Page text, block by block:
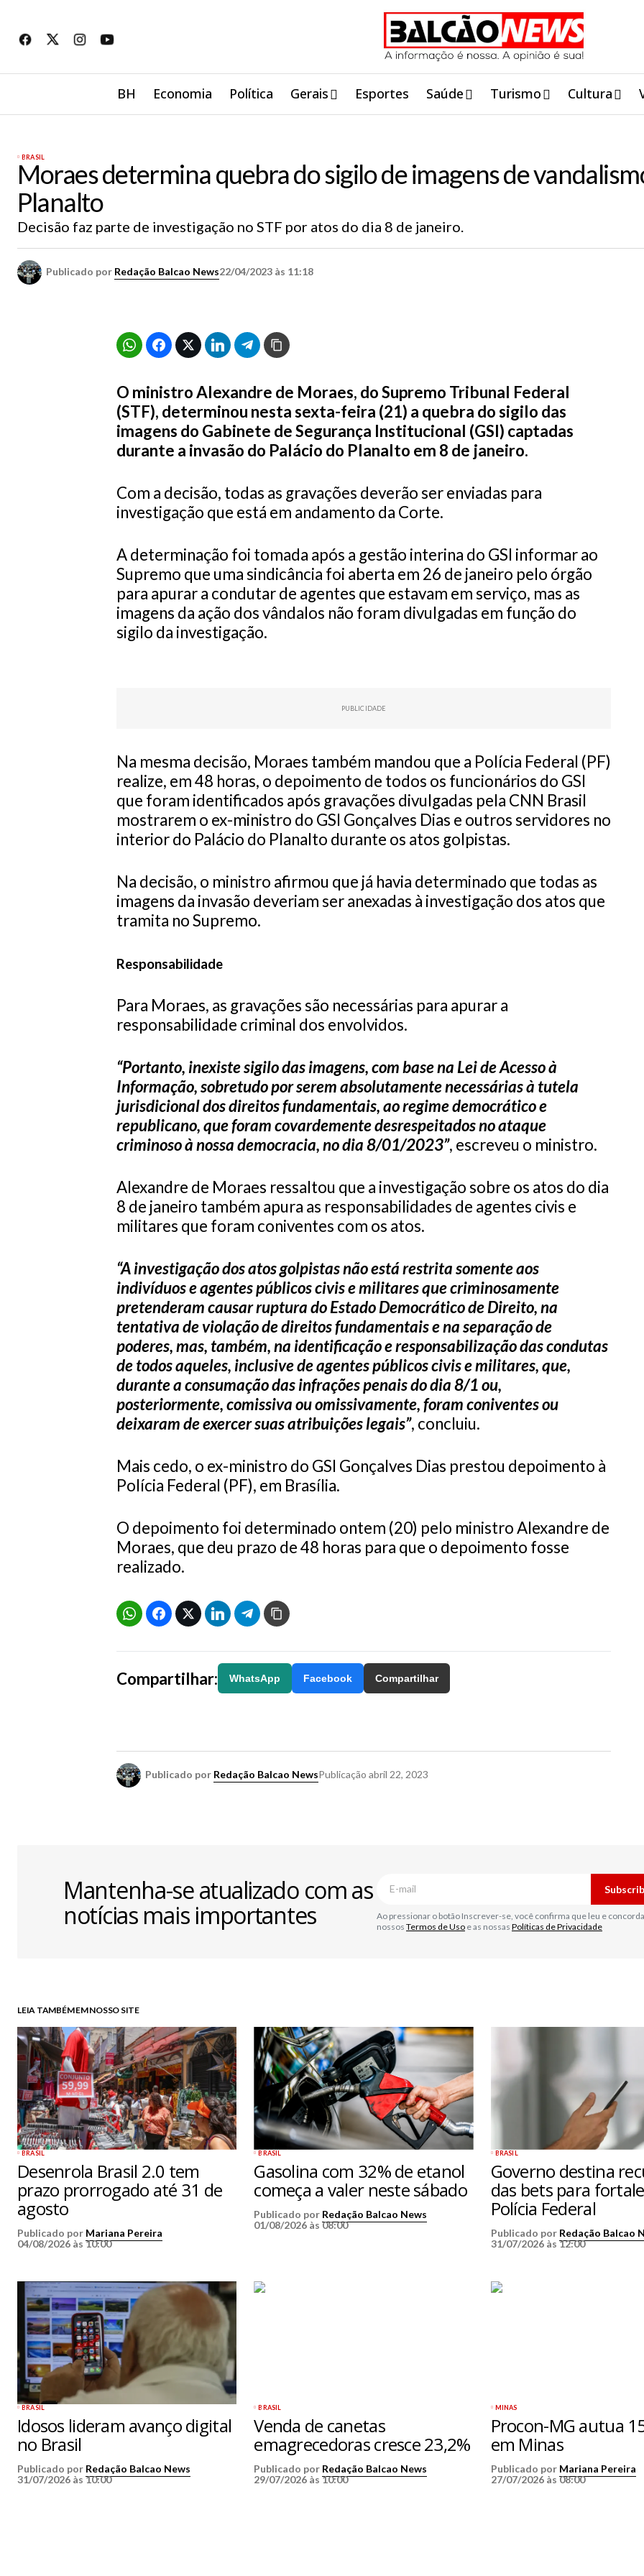
BH Economia Política Gerais Esportes Saúde Turismo Cultura
BRASIL
Moraes determina quebra do sigilo de imagens de
Planalto
Decisão faz parte de investigação no STF por atos do dia 8 de janeiro.
Publicado por Redação Balcao News22/04/2023 às 11:18
O ministro Alexandre de Moraes, do Supremo Tribunal Federal
(STF), determinou nesta sexta-feira (21) a quebra do sigilo das
imagens do Gabinete de Segurança Institucional (GSI) captadas
durante a invasão do Palácio do Planalto em 8 de janeiro.
Com a decisão, todas as gravações deverão ser enviadas para
investigação que está em andamento da Corte.
A determinação foi tomada após a gestão interina do GSI informar ao
Supremo que uma sindicância foi aberta em 26 de janeiro pelo órgão
para apurar a condutar de agentes que estavam em serviço, mas as
imagens da ação dos vândalos não foram divulgadas em função do
sigilo da investigação.
PUBLICIDADE
Na mesma decisão, Moraes também mandou que a Polícia Federal (PF)
realize, em 48 horas, o depoimento de todos os funcionários do GSI
que foram identificados após gravações divulgadas pela CNN Brasil
mostrarem o ex-ministro do GSI Gonçalves Dias e outros servidores no
interior do Palácio do Planalto durante os atos golpistas.
Na decisão, o ministro afirmou que já havia determinado que todas as
imagens da invasão deveriam ser anexadas à investigação dos atos que
tramita no Supremo.
Responsabilidade
Para Moraes, as gravações são necessárias para apurar a
responsabilidade criminal dos envolvidos.
“Portanto, inexiste sigilo das imagens, com base na Lei de Acesso à
Informação, sobretudo por serem absolutamente necessárias à tutela
jurisdicional dos direitos fundamentais, ao regime democrático e
republicano, que foram covardemente desrespeitados no ataque
criminoso à nossa democracia, no dia 8/01/2023”, escreveu o ministro.
Alexandre de Moraes ressaltou que a investigação sobre os atos do dia
8 de janeiro também apura as responsabilidades de agentes civis e
militares que foram coniventes com os atos.
“A investigação dos atos golpistas não está restrita somente aos
indivíduos e agentes públicos civis e militares que criminosamente
pretenderam causar ruptura do Estado Democrático de Direito, na
tentativa de violação de direitos fundamentais e na separação de
poderes, mas, também, na identificação e responsabilização das condutas
de todos aqueles, inclusive de agentes públicos civis e militares, que,
durante a consumação das infrações penais do dia 8/1 ou,
posteriormente, comissiva ou omissivamente, foram coniventes ou
deixaram de exercer suas atribuições legais”, concluiu.
Mais cedo, o ex-ministro do GSI Gonçalves Dias prestou depoimento à
Polícia Federal (PF), em Brasília.
O depoimento foi determinado ontem (20) pelo ministro Alexandre de
Moraes, que deu prazo de 48 horas para que o depoimento fosse
realizado.
Compartilhar: WhatsApp Facebook Compartilhar
Publicado por Redação Balcao NewsPublicação abril 22, 2023
Mantenha-se atualizado com as
notícias mais importantes
Ao pressionar o botão Inscrever-se, você confirma que leu e
nossos Termos de Uso e as nossas Políticas de Privacidade
LEIA TAMBÉM EM NOSSO SITE
BRASIL
Desenrola Brasil 2.0 tem
prazo prorrogado até 31 de
agosto
Publicado por Mariana Pereira
04/08/2026 às 10:00
BRASIL
Gasolina com 32% de etanol
começa a valer neste sábado
Publicado por Redação Balcao News
01/08/2026 às 08:00
BRASIL
Governo destina
das bets para
Polícia Federal
Publicado por Redação Balcao
31/07/2026 às 12:00
BRASIL
Idosos lideram avanço digital
no Brasil
Publicado por Redação Balcao News
31/07/2026 às 10:00
BRASIL
Venda de canetas
emagrecedoras cresce 23,2%
Publicado por Redação Balcao News
29/07/2026 às 10:00
MINAS
Procon-MG autua
em Minas
Publicado por Mariana Pereira
27/07/2026 às 08:00